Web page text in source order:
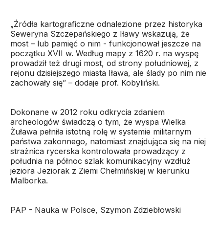
„Źródła kartograficzne odnalezione przez historyka
Seweryna Szczepańskiego z Iławy wskazują, że
most – lub pamięć o nim - funkcjonował jeszcze na
początku XVII w. Według mapy z 1620 r. na wyspę
prowadził też drugi most, od strony południowej, z
rejonu dzisiejszego miasta Iława, ale ślady po nim nie
zachowały się” – dodaje prof. Kobyliński.
Dokonane w 2012 roku odkrycia zdaniem
archeologów świadczą o tym, że wyspa Wielka
Żuława pełniła istotną rolę w systemie militarnym
państwa zakonnego, natomiast znajdująca się na niej
strażnica rycerska kontrolowała prowadzący z
południa na północ szlak komunikacyjny wzdłuż
jeziora Jeziorak z Ziemi Chełmińskiej w kierunku
Malborka.
PAP - Nauka w Polsce, Szymon Zdziebłowski